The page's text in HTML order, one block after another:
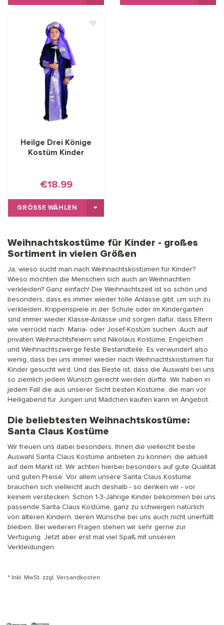
Heilge Drei Könige
Kostüm Kinder
€18.99
GRÖSSE WÄHLEN
Weihnachtskostüme für Kinder - großes
Sortiment in vielen Größen
Ja, wieso sucht man nach Weihnachtskostümen für Kinder?
Wieso möchten die Menschen sich auch an Weihnachten
verkleiden? Ganz einfach! Die Weihnachtszeit ist so schön und
besonders, dass es immer wieder tolle Anlässe gibt, um sich zu
verkleiden. Krippenspiele in der Schule oder im Kindergarten
sind immer wieder Klasse-Anlässe und sorgen dafür, dass Eltern
wie verrückt nach Maria- oder Josef-Kostüm suchen. Auch auf
privaten Weihnachtsfeiern sind Nikolaus Kostüme, Engelchen
und Weihnachtszwerge feste Bestandteile. Es verwundert also
wenig, dass bei uns immer wieder nach Weihnachtskostümen für
Kinder gesucht wird. Und das Beste ist, dass die Auswahl bei uns
so ziemlich jedem Wunsch gerecht werden dürfte. Wir haben in
jedem Fall die aus unserer Sicht besten Kostüme, die man vor
Heiligabend für Jungen und Mädchen kaufen kann im Angebot.
Die beliebtesten Weihnachtskostüme:
Santa Claus Kostüme
Wir freuen uns dabei besonders, Ihnen die vielleicht beste
Auswahl Santa Claus Kostüme anbieten zu können, die aktuell
auf dem Markt ist. Wir achten hierbei besonders auf gute Qualität
und guten Preise. Vor allem unsere Santa Claus Kostüme
brauchen sich vielleicht auch deshalb - so denken wir - vor
keinem verstecken. Schon 1-3-Jährige Kinder bekommen bei uns
passende Santa Claus Kostüme, ganz zu schweigen natürlich
von älteren Kindern, deren Wünsche bei uns auch nicht unerfüllt
bleiben. Bei weiteren Fragen stehen wir sehr gerne zur
Verfügung. Jetzt aber erst mal viel Spaß mit unseren
Verkleidungen.
* Inkl. MwSt. zzgl. Versandkosten